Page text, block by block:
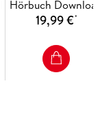
Hörbuch
19,99 €*